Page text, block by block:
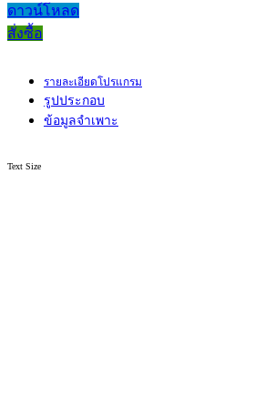
ดาวน์โหลด
สั่งซื้อ
รายละเอียดโปรแกรม
รูปประกอบ
ข้อมูลจำเพาะ
Text Size